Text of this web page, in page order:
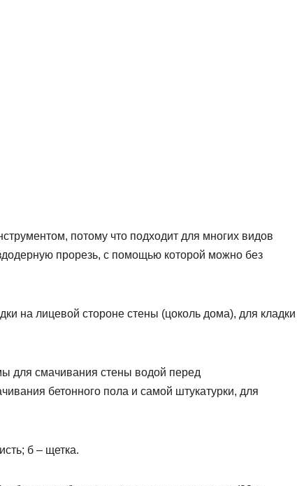
потому что подходит для многих видов
прорезь, с помощью которой можно без
на лицевой стороне стены (цоколь дома), для кладки
для смачивания стены водой перед
бетонного пола и самой штукатурки, для
б – щетка.